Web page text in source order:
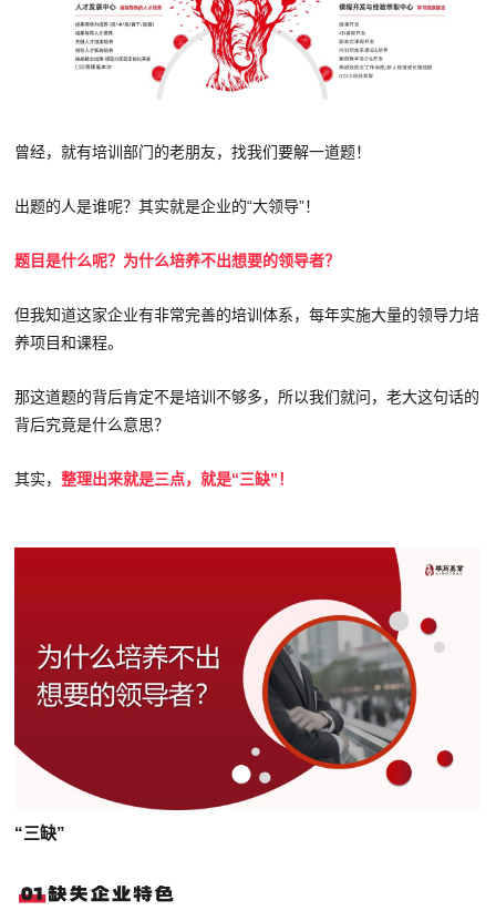
曾经，就有培训部门的老朋友，找我们要解一道题！
出题的人是谁呢？其实就是企业的“大领导”！
题目是什么呢？为什么培养不出想要的领导者？
但我知道这家企业有非常完善的培训体系，每年实施大量的领导力培
养项目和课程。
那这道题的背后肯定不是培训不够多，所以我们就问，老大这句话的
背后究竟是什么意思？
其实，整理出来就是三点，就是“三缺”！
“三缺”